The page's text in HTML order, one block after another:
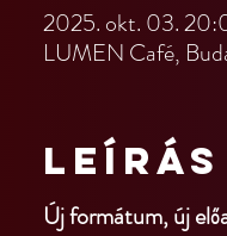
2025. okt. 03.
LUMEN Café,
Leírás
Új formátum, új